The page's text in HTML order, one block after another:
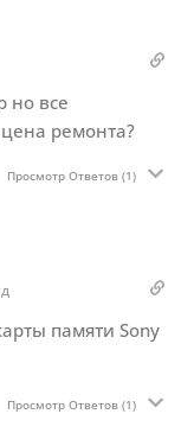
но все
ремонта?
Просмотр Ответов(1)
памяти Sony
Просмотр Ответов(1)